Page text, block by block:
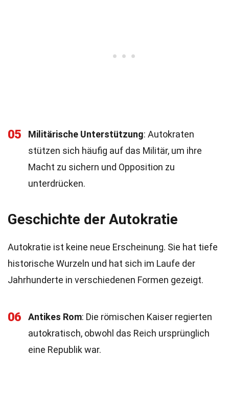
05 Militärische Unterstützung: Autokraten
stützen sich häufig auf das Militär, um ihre
Macht zu sichern und Opposition zu
unterdrücken.
Geschichte der Autokratie
Autokratie ist keine neue Erscheinung. Sie hat tiefe
historische Wurzeln und hat sich im Laufe der
Jahrhunderte in verschiedenen Formen gezeigt.
06 Antikes Rom: Die römischen Kaiser regierten
autokratisch, obwohl das Reich ursprünglich
eine Republik war.